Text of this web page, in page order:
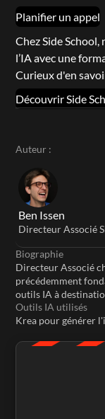
Planifier un appel
Chez Side
l’IA avec une
Curieux d'en
Découvrir Side
Auteur :
Ben Issen
Directeur Associé
Biographie
Directeur Associé
précédemment
outils IA à
Outils IA utilisés
Krea pour générer